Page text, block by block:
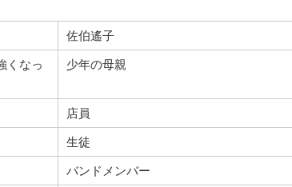
佐伯遙子
くなっ
少年の母親
店員
生徒
バンドメンバー